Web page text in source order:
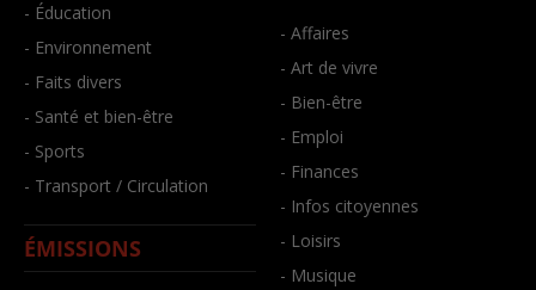
- Éducation
- Environnement
- Faits divers
- Santé et bien-être
- Sports
- Transport / Circulation
ÉMISSIONS
- Affaires
- Art de vivre
- Bien-être
- Emploi
- Finances
- Infos citoyennes
- Loisirs
- Musique